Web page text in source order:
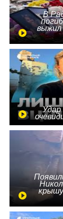
В
выжил
Удар